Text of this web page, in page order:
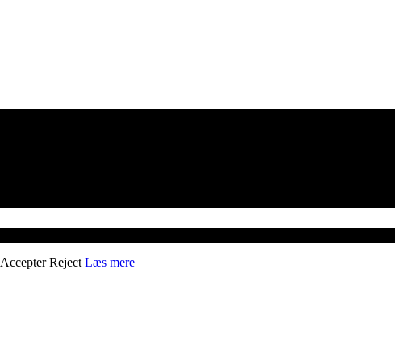
Accepter Reject Læs mere